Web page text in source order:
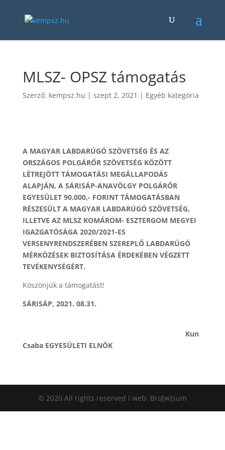
MLSZ- OPSZ támogatás
Szerző: kempsz.hu | szept 2, 2021 | Egyéb kategória
A MAGYAR LABDARÚGÓ SZÖVETSÉG ÉS AZ
ORSZÁGOS POLGÁRŐR SZÖVETSÉG KÖZÖTT
LÉTREJÖTT TÁMOGATÁSI MEGÁLLAPODÁS
ALAPJÁN, A SÁRISÁP-ANAVÖLGY POLGÁRŐR
EGYESÜLET 90.000,- FORINT TÁMOGATÁSBAN
RÉSZESÜLT A MAGYAR LABDARÚGÓ SZÖVETSÉG,
ILLETVE AZ MLSZ KOMÁROM- ESZTERGOM MEGYEI
IGAZGATÓSÁGA 2020/2021-ES
VERSENYRENDSZERÉBEN SZEREPLŐ LABDARÚGÓ
MÉRKÖZÉSEK BIZTOSÍTÁSA ÉRDEKÉBEN VÉGZETT
TEVÉKENYSÉGÉRT.
Köszönjük a támogatást!
SÁRISÁP, 2021. 08.31.
Kun
Csaba EGYESÜLETI ELNÖK
© 2020 All rights reserved I web: Bro[w]sum